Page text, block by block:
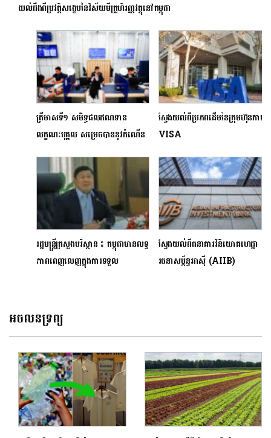
យល់ដឹងពីប្រវត្តិសង្ខេបនៃវិស័យមីក្រូហិរញ្ញវត្ថុនៅកម្ពុជា
ត្រីមាសទី១ សមិទ្ធផលឥណទាន
លក្ខណៈបុគ្គល​ សម្រេចបាននូវ​កំណើន​
ស្វែងយល់ពីប្រភពដើមនៃក្រុមហ៊ុនកាត
VISA
រដ្ឋមន្រ្តីក្រសួងបរិស្ថាន ៖ កម្ពុជាមានលទ្ធ
ភាពពេញលេញក្នុងការទទួល
សង្គម
ស្វែងយល់ពីធនាគារវិនិយោគហេដ្ឋា
រចនាសម្ព័ន្ធអាស៊ី (AIIB)
អចលនទ្រព្យ